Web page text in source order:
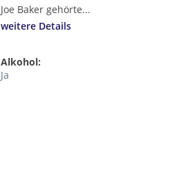
Joe Baker gehörte...
weitere Details
Alkohol:
Ja